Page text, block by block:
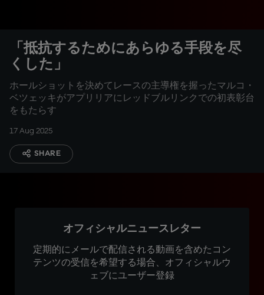
「抵抗するためにあらゆる手段を尽
くした」
ホールショットを決めてレースの主導権を握ったマルコ・
ベツェッキがアプリリアにレッドブルリンクでの初表彰台
をもたらす
17 Aug 2025
SHARE
オフィシャルニュースレター
定期的にメールで配信される動画を含めたコン
テンツの受信を希望する場合、オフィシャルウ
ェブにユーザー登録